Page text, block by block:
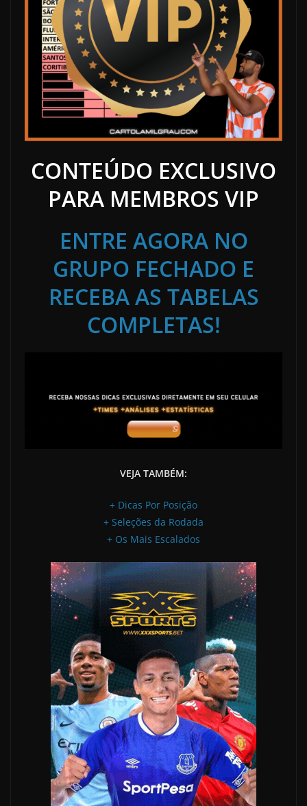
CONTEÚDO EXCLUSIVO
PARA MEMBROS VIP
ENTRE AGORA NO
GRUPO FECHADO E
RECEBA AS TABELAS
COMPLETAS!
VEJA TAMBÉM:
+ Dicas Por Posição
+ Seleções da Rodada
+ Os Mais Escalados